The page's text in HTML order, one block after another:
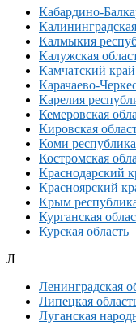
Кабардино-
Калмыкия
Калужская
Камчатский край
Карачаево-
Карелия
Кемеровская
Кировская
Коми республика
Костромская
Краснодарский
Красноярский
Крым
Курганская
Курская область
Л
Ленинградская
Липецкая
Луганская